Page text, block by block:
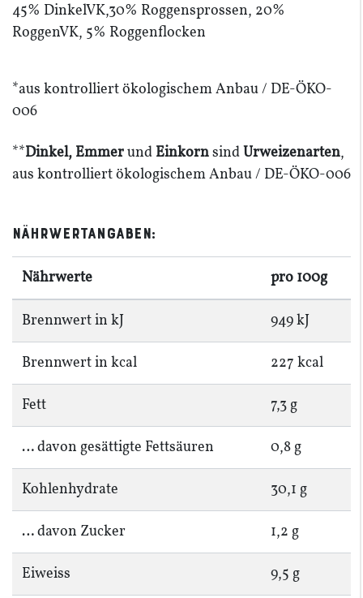
45% DinkelVK,30% Roggens­prossen, 20%
RoggenVK, 5% Roggen­flocken
*aus kontrol­liert ökolo­gi­schem Anbau /​ DE-​​ÖKO-​​
006
**Dinkel, Emmerund EinkornsindUrwei­zen­arten,
aus kontrol­liert ökolo­gi­schem Anbau /​ DE-​​ÖKO-​​006
Nährwert­an­gaben:
Nährwerte pro 100g
Brennwert in kJ 949kJ
Brennwert in kcal 227 kcal
Fett 7,3g
… davon gesät­tigte Fettsäuren 0,8g
Kohlen­hy­drate 30,1 g
… davon Zucker 1,2 g
Eiweiss 9,5 g